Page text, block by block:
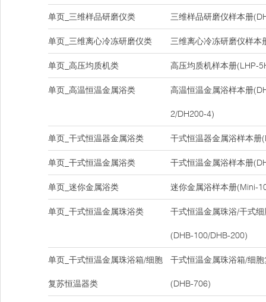
单页_三维样品研磨仪类 三维样品研磨仪样本册
单页_三维离心冷冻研磨仪类 三维离心冷冻研磨仪样本
单页_高压均质机类 高压均质机样本册(LHP-
单页_高温恒温金属浴类 高温恒温金属浴样本册
2/DH200-4)
单页_干式恒温器金属浴类 干式恒温器金属浴样本册
单页_干式恒温金属浴类 干式恒温金属浴样本册
单页_迷你金属浴类 迷你金属浴样本册(Mini-
单页_干式恒温金属珠浴类 干式恒温金属珠浴/干式
(DHB-100/DHB-200)
单页_干式恒温金属珠浴箱/细胞
复苏恒温器类
干式恒温金属珠浴箱/细
(DHB-706)